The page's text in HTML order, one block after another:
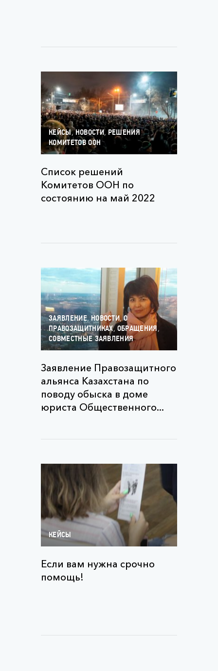
КЕЙСЫ,НОВОСТИ, РЕШЕНИЯ
КОМИТЕТОВ ООН
Список решений
Комитетов ООН по
состоянию на май 2022
ЗАЯВЛЕНИЕ,НОВОСТИ,О
ПРАВОЗАЩИТНИКАХ, ОБРАЩЕНИЯ,
СОВМЕСТНЫЕ ЗАЯВЛЕНИЯ
Заявление Правозащитного
альянса Казахстана по
поводу обыска в доме
юриста Общественного...
КЕЙСЫ
Если вам нужна срочно
помощь!